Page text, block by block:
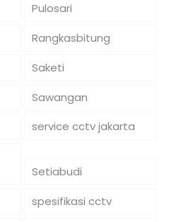
Pulosari
Rangkasbitung
Saketi
Sawangan
service cctv jakarta
Setiabudi
spesifikasi cctv